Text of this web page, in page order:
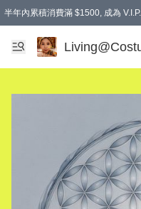
半年內累積消費滿 $1500, 成為
滿$600免本地運費